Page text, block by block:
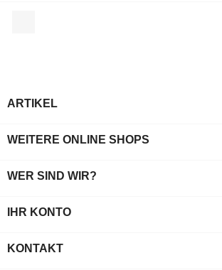
ARTIKEL
WEITERE ONLINE SHOPS
WER SIND WIR?
IHR KONTO
KONTAKT